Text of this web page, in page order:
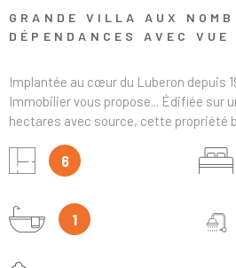
GRANDE VILLA AUX
DÉPENDANCES AVEC
Implantée au cœur du Luberon depuis
Immobilier vous propose... Édifiée sur
hectares avec source, cette propriété
Vaucluse, avec le Mont Ventoux en
construction traditionnelle développe
vie de plain-pied comprenant une
séjour de 35 m² agrémenté d’une
6
1